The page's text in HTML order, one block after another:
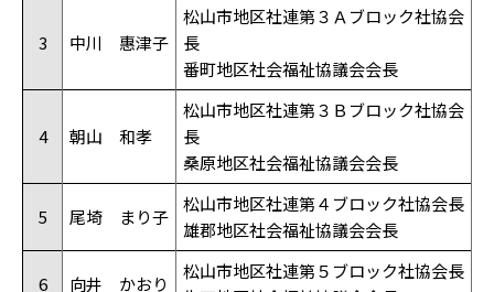
3 中川 惠津子
松山市地区社連第３Ａブロック社協会
長
番町地区社会福祉協議会会長
4 朝山 和孝
松山市地区社連第３Ｂブロック社協会
長
桑原地区社会福祉協議会会長
5 尾埼 まり子
松山市地区社連第４ブロック社協会長
雄郡地区社会福祉協議会会長
6 向井 かおり
松山市地区社連第５ブロック社協会長